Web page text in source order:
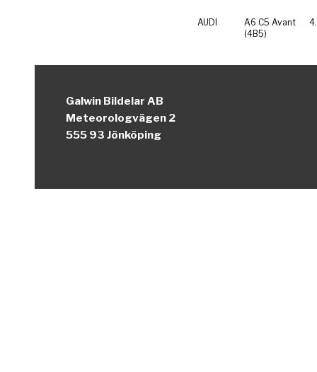
AUDI
A6 C5 Avant
(4B5)
Galwin Bildelar AB
Meteorologvägen 2
555 93 Jönköping